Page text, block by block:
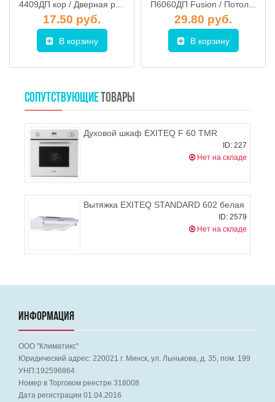
4409ДП кор / Дверная решетка 450х90мм (коричневая), ЭРА
17.50 руб.
В корзину
П6060ДП Fusion / Потолочная решетка вентиляционная декоративная 595х595, бел, ЭРА (для потолков Армстронг)
29.80 руб.
В корзину
СОПУТСТВУЮЩИЕ ТОВАРЫ
Духовой шкаф EXITEQ F 60 TMR
ID: 227
Нет на складе
Вытяжка EXITEQ STANDARD 602 белая
ID: 2579
Нет на складе
ИНФОРМАЦИЯ
ООО "Климатикс"
Юридический адрес: 220021 г. Минск, ул. Лынькова, д. 35, пом. 199
УНП:192596864
Номер в Торговом реестре 318008
Дата регистрации 01.04.2016